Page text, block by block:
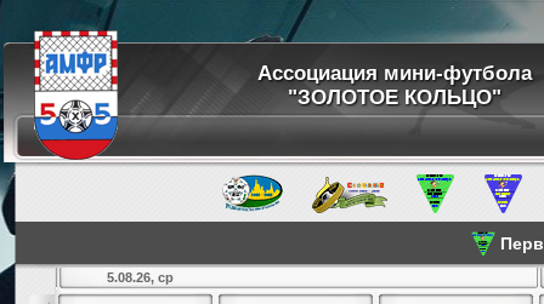
Ассоциация мини-футбола
"ЗОЛОТОЕ КОЛЬЦО"
5.08.26, ср